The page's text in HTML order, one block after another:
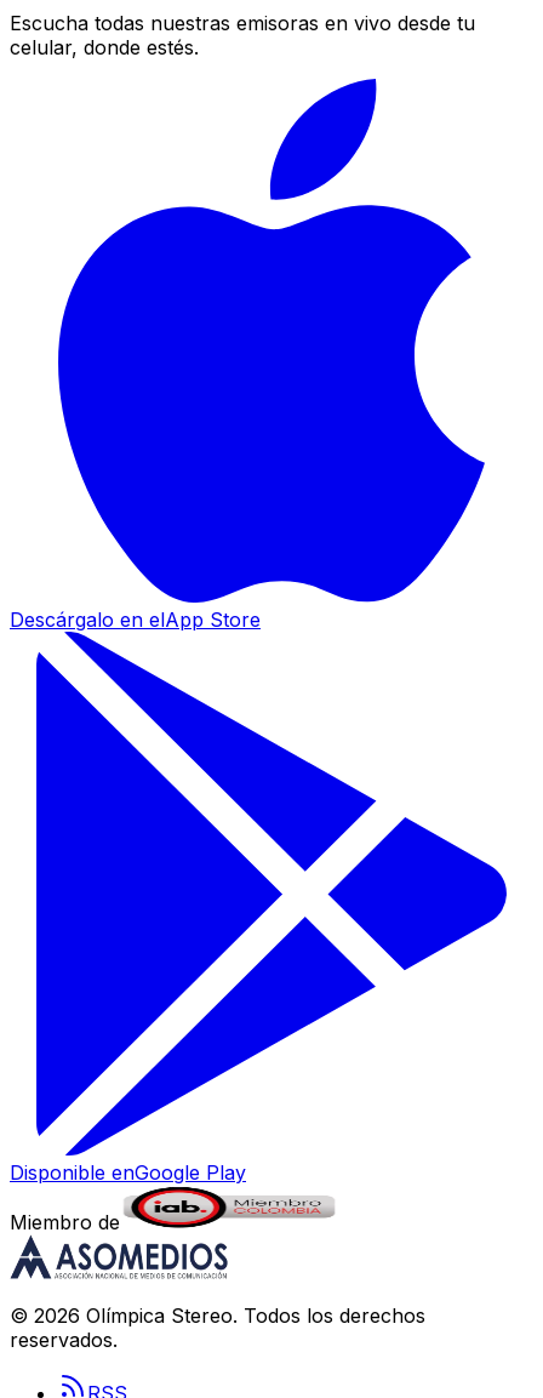
Escucha todas nuestras emisoras en vivo desde tu
celular, donde estés.
Descárgalo en elApp Store
Disponible enGoogle Play
Miembro de
© 2026 Olímpica Stereo. Todos los derechos
reservados.